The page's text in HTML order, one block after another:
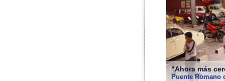
"Ahora más
Puente Romano